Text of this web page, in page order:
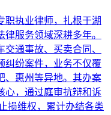
职执业律师，扎根于湖
服务领域深耕多年。
通事故、买卖合同、
纠纷案件，业务不仅覆
、惠州等异地。其办案
心，通过庭审抗辩和诉
损维权，累计办结各类